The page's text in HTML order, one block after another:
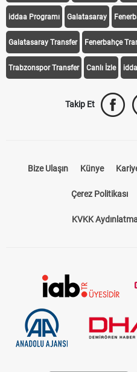
iddaa Programı Galatasaray
Galatasaray Transfer Fenerbahçe
Trabzonspor Transfer Canlı İzle
Takip Et
Bize Ulaşın Künye
Çerez Politikası
KVKK